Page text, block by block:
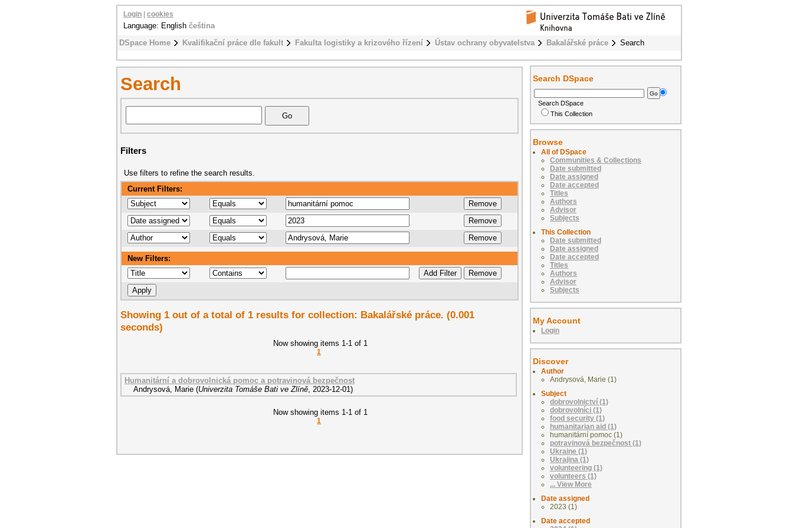
DSpace Home Kvalifikační práce dle fakult Fakulta logistiky a krizového řízení Ústav ochrany obyvatelstva Bakalářské práce Search
Login cookies
Language: English čeština
Search
Filters
Use filters to refine the search results.
Current Filters:
New Filters:
Showing 1 out of a total of 1 results for collection: Bakalářské práce. (0.001
seconds)
Now showing items 1-1 of 1
1
Humanitární a dobrovolnická pomoc a potravinová bezpečnost
Andrysová, Marie (Univerzita Tomáše Bati ve Zlíně, 2023-12-01)
Now showing items 1-1 of 1
1
Search DSpace
Search DSpace
This Collection
Browse
All of DSpace
Communities & Collections
Date submitted
Date assigned
Date accepted
Titles
Authors
Advisor
Subjects
This Collection
Date submitted
Date assigned
Date accepted
Titles
Authors
Advisor
Subjects
My Account
Login
Discover
Author
Andrysová, Marie (1)
Subject
dobrovolnictví (1)
dobrovolníci (1)
food security (1)
humanitarian aid (1)
humanitární pomoc (1)
potravinová bezpečnost (1)
Ukraine (1)
Ukrajina (1)
volunteering (1)
volunteers (1)
... View More
Date assigned
2023 (1)
Date accepted